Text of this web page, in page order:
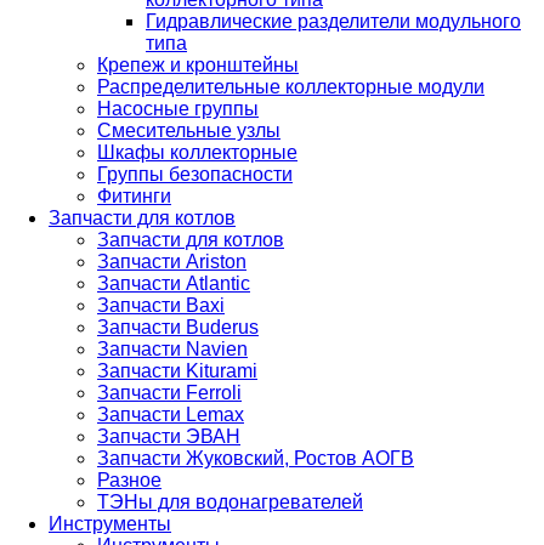
Гидравлические разделители модульного
типа
Крепеж и кронштейны
Распределительные коллекторные модули
Насосные группы
Смесительные узлы
Шкафы коллекторные
Группы безопасности
Фитинги
Запчасти для котлов
Запчасти для котлов
Запчасти Ariston
Запчасти Atlantic
Запчасти Baxi
Запчасти Buderus
Запчасти Navien
Запчасти Kiturami
Запчасти Ferroli
Запчасти Lemax
Запчасти ЭВАН
Запчасти Жуковский, Ростов АОГВ
Разное
ТЭНы для водонагревателей
Инструменты